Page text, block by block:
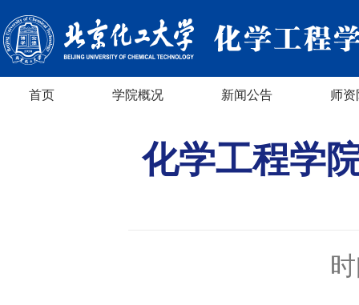
首页 学院概况 新闻公告 师资
化学工程学